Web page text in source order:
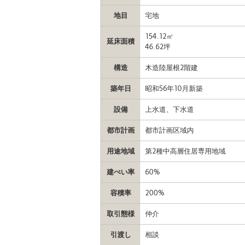
地目 宅地
延床面積
154.12㎡
46.62坪
構造 木造陸屋根2階建
築年日 昭和56年10月新築
設備 上水道、下水道
都市計画 都市計画区域内
用途地域 第2種中高層住居専用地域
建ぺい率 60%
容積率 200%
取引態様 仲介
引渡し 相談